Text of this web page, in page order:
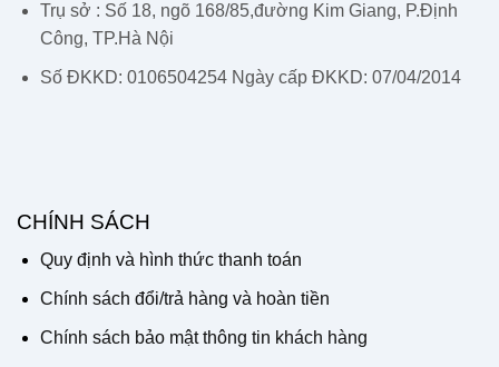
Trụ sở : Số 18, ngõ 168/85,đường Kim Giang, P.Định
Công, TP.Hà Nội
Số ĐKKD: 0106504254 Ngày cấp ĐKKD: 07/04/2014
CHÍNH SÁCH
Quy định và hình thức thanh toán
Chính sách đổi/trả hàng và hoàn tiền
Chính sách bảo mật thông tin khách hàng